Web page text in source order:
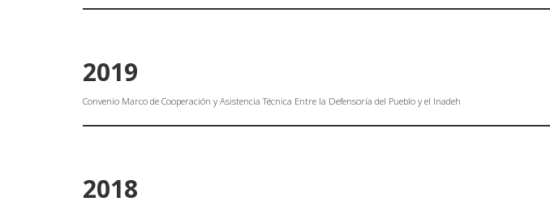
2019
Convenio Marco de Cooperación y Asistencia Técnica Entre la Defensoría del Pueblo y el Inadeh
2018